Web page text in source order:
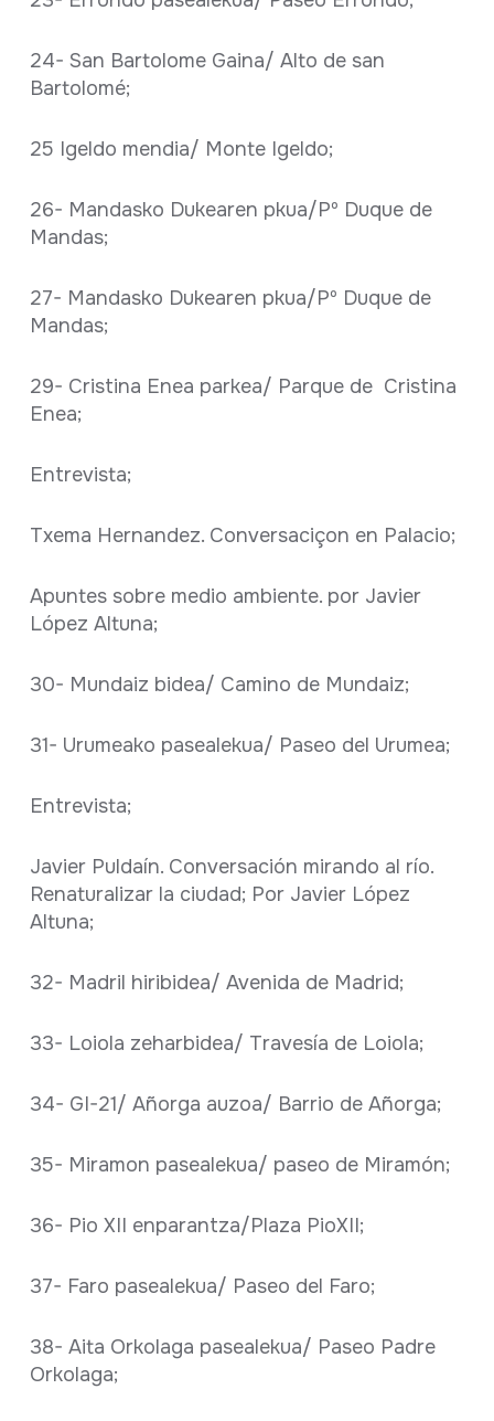
24- San Bartolome Gaina/ Alto de san
Bartolomé;
25 Igeldo mendia/ Monte Igeldo;
26- Mandasko Dukearen pkua/Pº Duque de
Mandas;
27- Mandasko Dukearen pkua/Pº Duque de
Mandas;
29- Cristina Enea parkea/ Parque de Cristina
Enea;
Entrevista;
Txema Hernandez. Conversaciçon en Palacio;
Apuntes sobre medio ambiente. por Javier
López Altuna;
30- Mundaiz bidea/ Camino de Mundaiz;
31- Urumeako pasealekua/ Paseo del Urumea;
Entrevista;
Javier Puldaín. Conversación mirando al río.
Renaturalizar la ciudad; Por Javier López
Altuna;
32- Madril hiribidea/ Avenida de Madrid;
33- Loiola zeharbidea/ Travesía de Loiola;
34- GI-21/ Añorga auzoa/ Barrio de Añorga;
35- Miramon pasealekua/ paseo de Miramón;
36- Pio XII enparantza/Plaza PioXII;
37- Faro pasealekua/ Paseo del Faro;
38- Aita Orkolaga pasealekua/ Paseo Padre
Orkolaga;